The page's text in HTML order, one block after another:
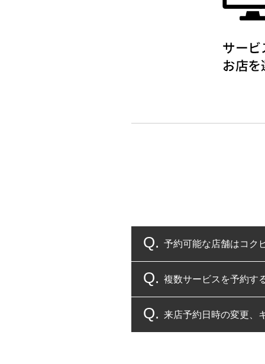
予約可能な店舗はコク
コクピット・タイヤ館
複数サービスを予約す
複数サービスのご予約
来店予約日時の変更、